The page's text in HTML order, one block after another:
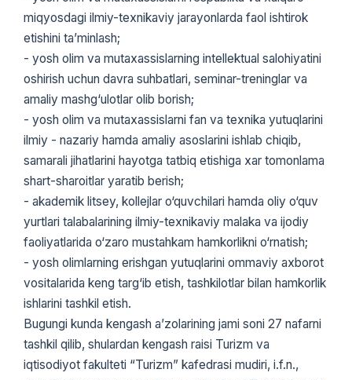
miqyosdagi ilmiy-texnikaviy jarayonlarda faol ishtirok
etishini ta’minlash;
- yosh olim va mutaxassislarning intellektual salohiyatini
oshirish uchun davra suhbatlari, seminar-treninglar va
amaliy mashg‘ulotlar olib borish;
- yosh olim va mutaxassislarni fan va texnika yutuqlarini
ilmiy - nazariy hamda amaliy asoslarini ishlab chiqib,
samarali jihatlarini hayotga tatbiq etishiga xar tomonlama
shart-sharoitlar yaratib berish;
- akademik litsey, kollejlar o‘quvchilari hamda oliy o‘quv
yurtlari talabalarining ilmiy-texnikaviy malaka va ijodiy
faoliyatlarida o‘zaro mustahkam hamkorlikni o‘rnatish;
- yosh olimlarning erishgan yutuqlarini ommaviy axborot
vositalarida keng targ‘ib etish, tashkilotlar bilan hamkorlik
ishlarini tashkil etish.
Bugungi kunda kengash a’zolarining jami soni 27 nafarni
tashkil qilib, shulardan kengash raisi Turizm va
iqtisodiyot fakulteti “Turizm” kafedrasi mudiri, i.f.n.,